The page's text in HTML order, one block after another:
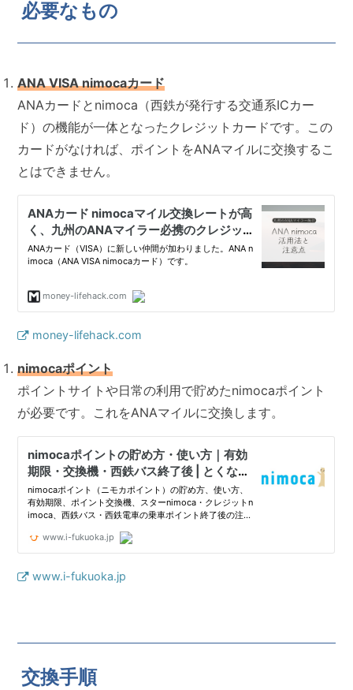
必要なもの
ANA VISA nimocaカード
ANAカードとnimoca（西鉄が発行する交通系ICカー
ド）の機能が一体となったクレジットカードです。この
カードがなければ、ポイントをANAマイルに交換するこ
とはできません。
money-lifehack.com
nimocaポイント
ポイントサイトや日常の利用で貯めたnimocaポイント
が必要です。これをANAマイルに交換します。
www.i-fukuoka.jp
交換手順